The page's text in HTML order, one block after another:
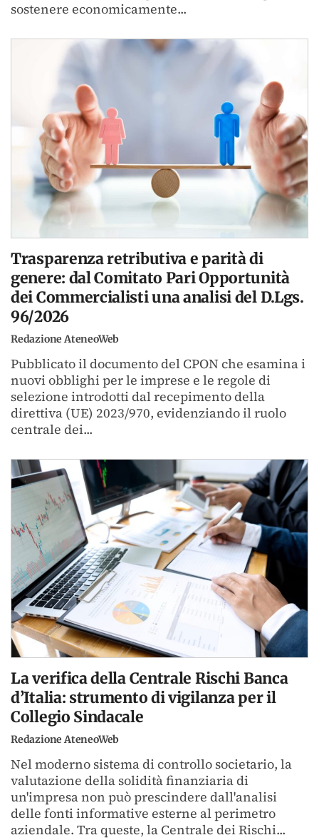
sostenere economicamente...
Trasparenza retributiva e parità di
genere: dal Comitato Pari Opportunità
dei Commercialisti una analisi del D.Lgs.
96/2026
Redazione AteneoWeb
Pubblicato il documento del CPON che esamina i
nuovi obblighi per le imprese e le regole di
selezione introdotti dal recepimento della
direttiva (UE) 2023/970, evidenziando il ruolo
centrale dei...
La verifica della Centrale Rischi Banca
d’Italia: strumento di vigilanza per il
Collegio Sindacale
Redazione AteneoWeb
Nel moderno sistema di controllo societario, la
valutazione della solidità finanziaria di
un'impresa non può prescindere dall'analisi
delle fonti informative esterne al perimetro
aziendale. Tra queste, la Centrale dei Rischi...